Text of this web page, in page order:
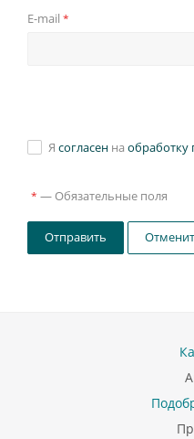
E-mail *
Я согласен на обработку
* — Обязательные поля
Отправить